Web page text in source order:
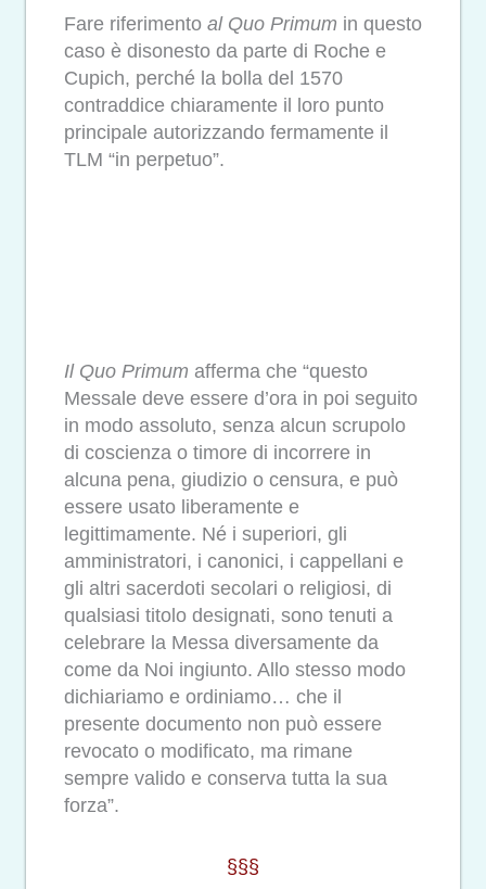
Fare riferimento al Quo Primum in questo
caso è disonesto da parte di Roche e
Cupich, perché la bolla del 1570
contraddice chiaramente il loro punto
principale autorizzando fermamente il
TLM “in perpetuo”.
Il Quo Primum afferma che “questo
Messale deve essere d’ora in poi seguito
in modo assoluto, senza alcun scrupolo
di coscienza o timore di incorrere in
alcuna pena, giudizio o censura, e può
essere usato liberamente e
legittimamente. Né i superiori, gli
amministratori, i canonici, i cappellani e
gli altri sacerdoti secolari o religiosi, di
qualsiasi titolo designati, sono tenuti a
celebrare la Messa diversamente da
come da Noi ingiunto. Allo stesso modo
dichiariamo e ordiniamo… che il
presente documento non può essere
revocato o modificato, ma rimane
sempre valido e conserva tutta la sua
forza”.
§§§